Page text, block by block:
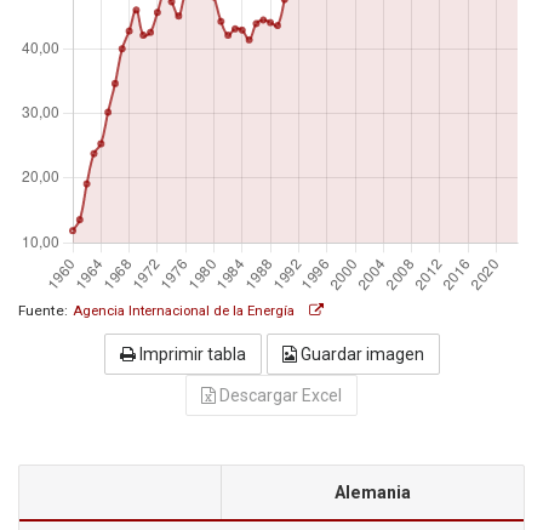
Fuente: Agencia Internacional de la Energía
Imprimir tabla Guardar imagen
Descargar Excel
Alemania